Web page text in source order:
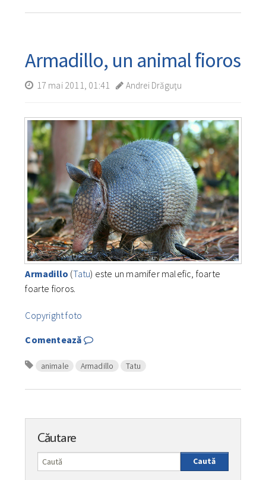
Armadillo, un animal fioros
17 mai 2011, 01:41 Andrei Drăguţu
Armadillo (Tatu) este un mamifer malefic, foarte
foarte fioros.
Copyright foto
Comentează
animale Armadillo Tatu
Căutare
Caută